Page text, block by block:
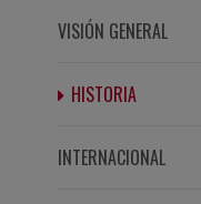
VISIÓN GENERAL
HISTORIA
INTERNACIONAL